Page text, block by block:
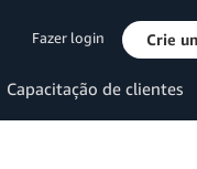
Fazer login Crie
Capacitação de clientes